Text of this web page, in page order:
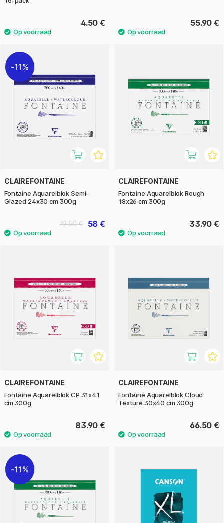
4.50 € 55.90 €
11%
CLAIREFONTAINE
Fontaine Aquarelblok Semi-
Glazed 24x30 cm 300g
58 €
72.50 €
CLAIREFONTAINE
Fontaine Aquarelblok Rough
18x26 cm 300g
33.90 €
CLAIREFONTAINE
Fontaine Aquarelblok CP 31x41
cm 300g
83.90 €
CLAIREFONTAINE
Fontaine Aquarelblok Cloud
Texture 30x40 cm 300g
66.50 €
11%